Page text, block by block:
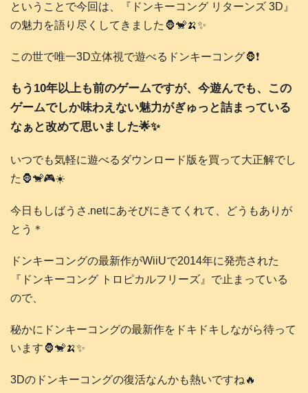
ということで今回は、『ドンキーコング リターンズ 3D』
の魅力を語り尽くしてきました🦍🐒🍌✨
この世で唯一3D立体視で遊べるドンキーコング🦍❗️
もう10年以上も前のゲームですが、今遊んでも、この
ゲームでしか味わえない魅力がぎゅっと詰まっている
なぁと改めて思いました🌟✨
いつでも気軽に遊べるダウンロード版を買って大正解でし
た🦍🐒🎮️☀️
今日もしばうさ.netにあそびにきてくれて、どうもありが
とう＊
ドンキーコングの最新作がWiiUで2014年に発売された
『ドンキーコング トロピカルフリーズ』で止まっている
ので、
秘かにドンキーコングの最新作をドキドキしながら待って
います🦍🐒🍌✨
3Dのドンキーコングの復活なんかも熱いですね🔥